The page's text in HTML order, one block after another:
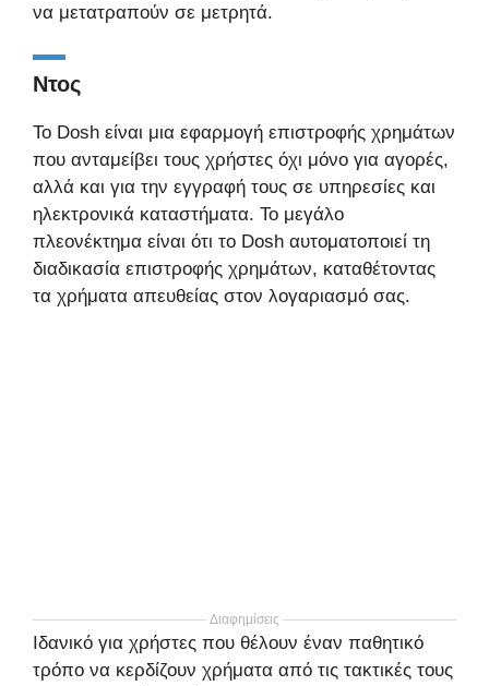
να μετατραπούν σε μετρητά.
Ντος
Το Dosh είναι μια εφαρμογή επιστροφής χρημάτων
που ανταμείβει τους χρήστες όχι μόνο για αγορές,
αλλά και για την εγγραφή τους σε υπηρεσίες και
ηλεκτρονικά καταστήματα. Το μεγάλο
πλεονέκτημα είναι ότι το Dosh αυτοματοποιεί τη
διαδικασία επιστροφής χρημάτων, καταθέτοντας
τα χρήματα απευθείας στον λογαριασμό σας.
Διαφημίσεις
Ιδανικό για χρήστες που θέλουν έναν παθητικό
τρόπο να κερδίζουν χρήματα από τις τακτικές τους